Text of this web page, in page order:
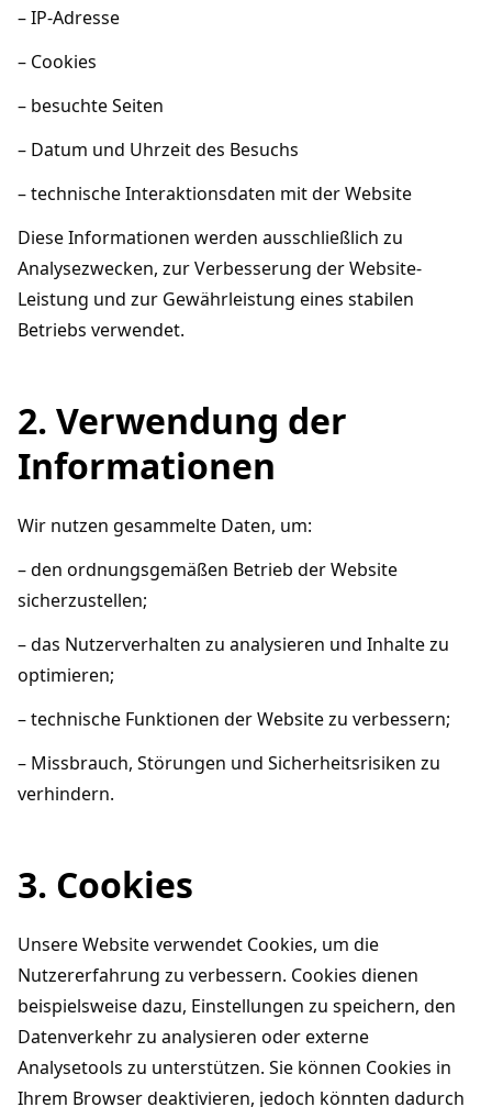
– IP-Adresse
– Cookies
– besuchte Seiten
– Datum und Uhrzeit des Besuchs
– technische Interaktionsdaten mit der Website
Diese Informationen werden ausschließlich zu
Analysezwecken, zur Verbesserung der Website-
Leistung und zur Gewährleistung eines stabilen
Betriebs verwendet.
2. Verwendung der
Informationen
Wir nutzen gesammelte Daten, um:
– den ordnungsgemäßen Betrieb der Website
sicherzustellen;
– das Nutzerverhalten zu analysieren und Inhalte zu
optimieren;
– technische Funktionen der Website zu verbessern;
– Missbrauch, Störungen und Sicherheitsrisiken zu
verhindern.
3. Cookies
Unsere Website verwendet Cookies, um die
Nutzererfahrung zu verbessern. Cookies dienen
beispielsweise dazu, Einstellungen zu speichern, den
Datenverkehr zu analysieren oder externe
Analysetools zu unterstützen. Sie können Cookies in
Ihrem Browser deaktivieren, jedoch könnten dadurch